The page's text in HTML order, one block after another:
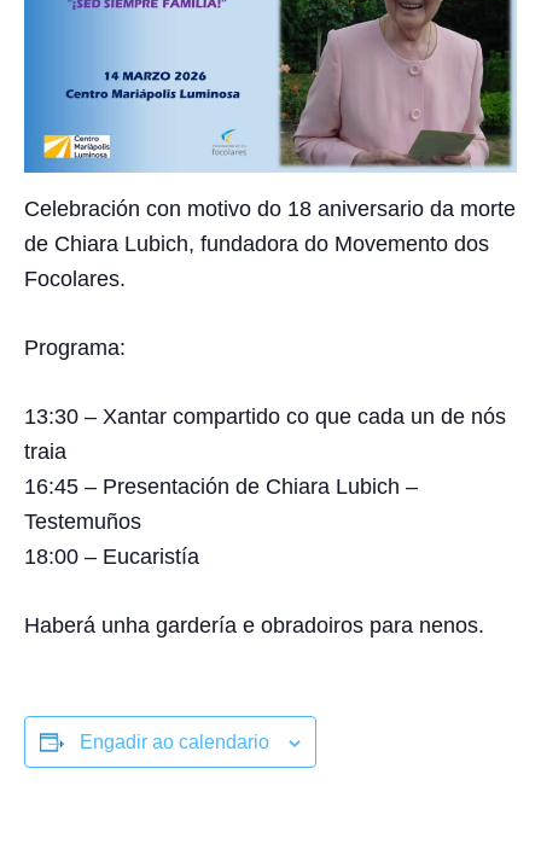
Celebración con motivo do 18 aniversario da morte
de Chiara Lubich, fundadora do Movemento dos
Focolares.
Programa:
13:30 – Xantar compartido co que cada un de nós
traia
16:45 – Presentación de Chiara Lubich –
Testemuños
18:00 – Eucaristía
Haberá unha gardería e obradoiros para nenos.
Engadir ao calendario